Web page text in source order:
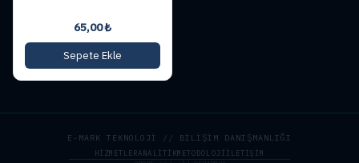
65,00₺
Sepete Ekle
E-MARK TEKNOLOJİ // BİLİŞİM DANIŞMANLIĞI
HIZMETLERANALITIKMETODOLOJI İLETIŞIM